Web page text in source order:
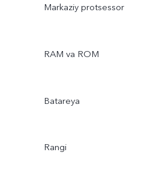
Markaziy protsessor
RAM va ROM
Batareya
Rangi